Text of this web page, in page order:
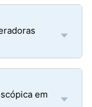
em